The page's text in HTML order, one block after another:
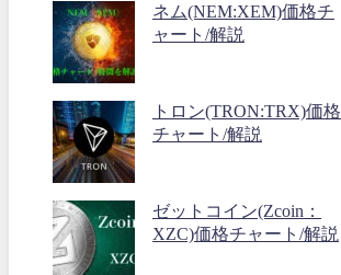
ネム(NEM:XEM)価格チ
ャート/解説
トロン(TRON:TRX)価格
チャート/解説
ゼットコイン(Zcoin：
XZC)価格チャート/解説